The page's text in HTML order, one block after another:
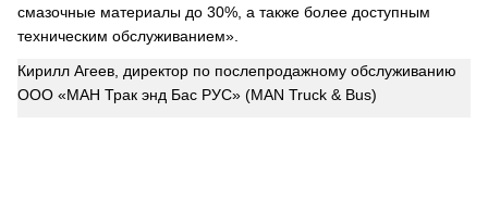
смазочные материалы до 30%, а также более доступным
техническим обслуживанием».
Кирилл Агеев, директор по послепродажному обслуживанию
ООО «МАН Трак энд Бас РУС» (MAN Truck & Bus)